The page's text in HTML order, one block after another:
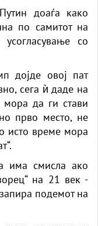
доаѓа како
по самитот на
со
дојде овој пат
сега ѝ даде на
мора да ги стави
прво место, не
исто време мора
има смисла ако
на 21 век -
подемот на